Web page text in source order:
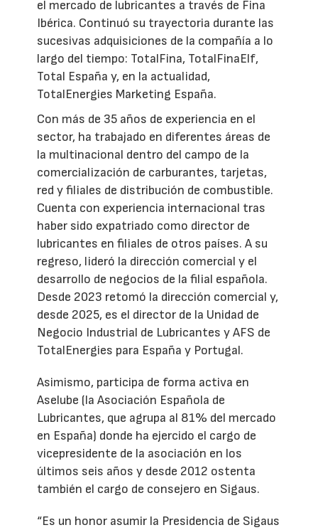
el mercado de lubricantes a través de Fina
Ibérica. Continuó su trayectoria durante las
sucesivas adquisiciones de la compañía a lo
largo del tiempo: TotalFina, TotalFinaElf,
Total España y, en la actualidad,
TotalEnergies Marketing España.
Con más de 35 años de experiencia en el
sector, ha trabajado en diferentes áreas de
la multinacional dentro del campo de la
comercialización de carburantes, tarjetas,
red y filiales de distribución de combustible.
Cuenta con experiencia internacional tras
haber sido expatriado como director de
lubricantes en filiales de otros países. A su
regreso, lideró la dirección comercial y el
desarrollo de negocios de la filial española.
Desde 2023 retomó la dirección comercial y,
desde 2025, es el director de la Unidad de
Negocio Industrial de Lubricantes y AFS de
TotalEnergies para España y Portugal.
Asimismo, participa de forma activa en
Aselube (la Asociación Española de
Lubricantes, que agrupa al 81% del mercado
en España) donde ha ejercido el cargo de
vicepresidente de la asociación en los
últimos seis años y desde 2012 ostenta
también el cargo de consejero en Sigaus.
“Es un honor asumir la Presidencia de Sigaus